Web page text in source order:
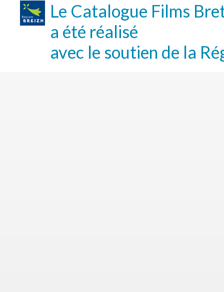
Le Catalogue Films
a été réalisé
avec le soutien de la